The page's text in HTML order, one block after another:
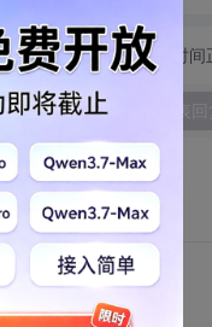
切换为时间